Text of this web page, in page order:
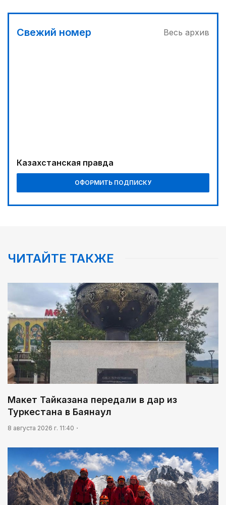
Свежий номер Весь архив
Казахстанская правда
ОФОРМИТЬ ПОДПИСКУ
ЧИТАЙТЕ ТАКЖЕ
Макет Тайказана передали в дар из
Туркестана в Баянаул
8 августа 2026 г. 11:40